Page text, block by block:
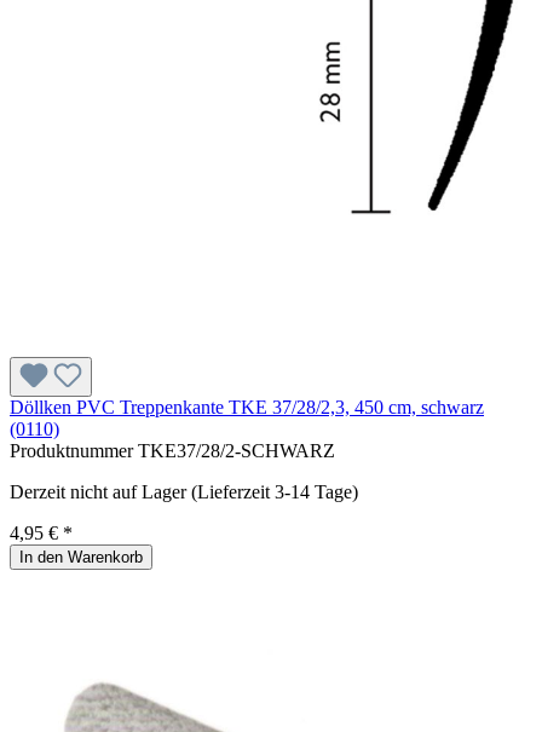
Döllken PVC Treppenkante TKE 37/28/2,3, 450 cm, schwarz
(0110)
ProduktnummerTKE37/28/2-SCHWARZ
Derzeit nicht auf Lager (Lieferzeit 3-14 Tage)
4,95 € *
In den Warenkorb